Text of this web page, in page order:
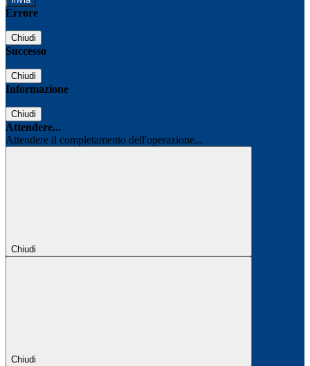
Errore
Chiudi
Successo
Chiudi
Informazione
Chiudi
Attendere...
Attendere il completamento dell'operazione...
Chiudi
Chiudi